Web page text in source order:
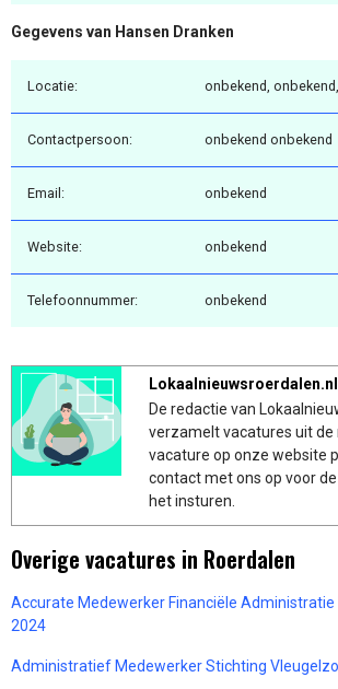
Gegevens van Hansen Dranken
Locatie: onbekend,
Contactpersoon: onbekend onbekend
Email: onbekend
Website: onbekend
Telefoonnummer: onbekend
De redactie van
verzamelt vacatures uit de
vacature op onze website
contact met ons op voor
het insturen.
Overige vacatures in Roerdalen
Accurate Medewerker Financiële Administratie
2024
Administratief Medewerker Stichting